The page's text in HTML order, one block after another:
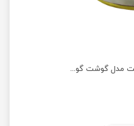
کنسرو غذای سگ یو اس پت مدل گوشت گوساله و مرغ وزن 400 گرم